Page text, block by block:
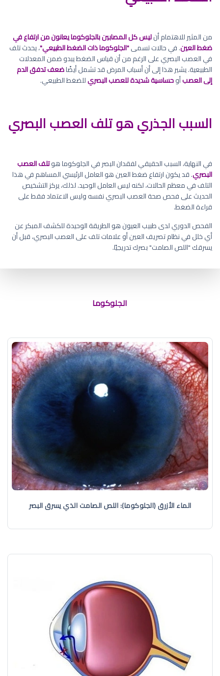
من المثير للاهتمام أنليس كل المصابين بالجلوكوما يعانون من ارتفاع في
ضغط العين. في حالات تسمى"الجلوكوما ذات الضغط الطبيعي"، يحدث تلف
في العصب البصري على الرغم من أن قياس الضغط يبدو ضمن المعدلات
الطبيعية. يشير هذا إلى أن أسباب المرض قد تشمل أيضًاضعف تدفق الدم
إلى العصبأوحساسية شديدة للعصب البصريللضغط الطبيعي.
السبب الجذري هو تلف العصب البصري
في النهاية، السبب الحقيقي لفقدان البصر في الجلوكوما هوتلف العصب
البصري. قد يكون ارتفاع ضغط العين هو العامل الرئيسي المساهم في هذا
التلف في معظم الحالات، لكنه ليس العامل الوحيد. لذلك، يركز التشخيص
الحديث على فحص صحة العصب البصري نفسه وليس الاعتماد فقط على
قراءة الضغط.
الفحص الدوري لدى طبيب العيون هو الطريقة الوحيدة للكشف المبكر عن
أي خلل في نظام تصريف العين أو علامات تلف على العصب البصري، قبل أن
يسرقك "اللص الصامت" بصرك تدريجيًا.
الجلوكوما
الماء الأزرق (الجلوكوما): اللص الصامت الذي يسرق البصر